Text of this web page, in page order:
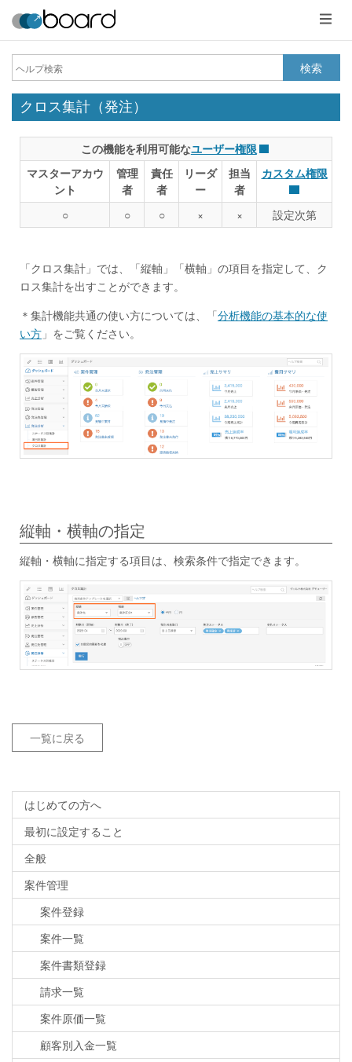
メ
ニ
ュ
ー
検索
クロス集計（発注）
この機能を利用可能なユーザー権限
マスターアカウ
ント
管理
者
責任
者
リーダ
ー
担当
者
カスタム権限
○ ○ ○ × × 設定次第
「クロス集計」では、「縦軸」「横軸」の項目を指定して、ク
ロス集計を出すことができます。
＊集計機能共通の使い方については、「分析機能の基本的な使
い方 」をご覧ください。
縦軸・横軸の指定
縦軸・横軸に指定する項目は、検索条件で指定できます。
一覧に戻る
はじめての方へ
最初に設定すること
全般
案件管理
案件登録
案件一覧
案件書類登録
請求一覧
案件原価一覧
顧客別入金一覧